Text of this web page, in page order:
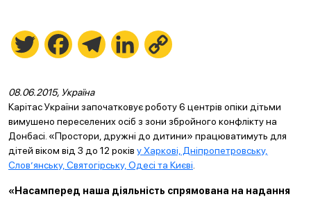
Twitter FacebookTelegramLinkedIn
08.06.2015, Україна
Карітас України започатковує роботу 6 центрів опіки дітьми
вимушено переселених осіб з зони збройного конфлікту на
Донбасі. «Простори, дружні до дитини» працюватимуть для
дітей віком від 3 до 12 років у Харкові, Дніпропетровську,
Слов’янську, Святогірську, Одесі та Києві
«Насамперед наша діяльність спрямована на надання